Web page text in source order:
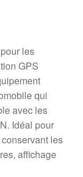
les
GPS
qui
avec les
Idéal pour
les
affichage